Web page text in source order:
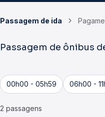
Passagem de ida
Passagem de ônibus
00h00 - 05h59 06h00 -
2 passagens